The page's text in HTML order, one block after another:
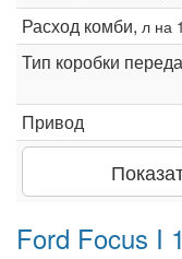
Расход комби, л на
Тип коробки
Привод
Ford Focus I